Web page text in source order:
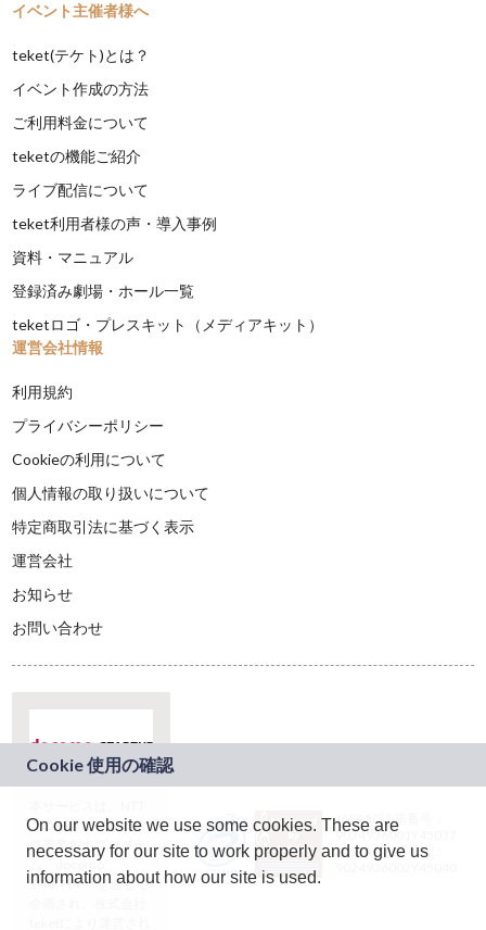
イベント主催者様へ
teket(テケト)とは？
イベント作成の方法
ご利用料金について
teketの機能ご紹介
ライブ配信について
teket利用者様の声・導入事例
資料・マニュアル
登録済み劇場・ホール一覧
teketロゴ・プレスキット（メディアキット）
運営会社情報
利用規約
プライバシーポリシー
Cookieの利用について
個人情報の取り扱いについて
特定商取引法に基づく表示
運営会社
お知らせ
お問い合わせ
ドコモグループの新
規事業創出プログラ
ム「docomo
STARTUP」を通じて
JASRAC許諾番号：
9024936001Y45037
JASRAC許諾番号：
On our website we use some cookies. These are
necessary for our site to work properly and to give us
information about how our site is used.